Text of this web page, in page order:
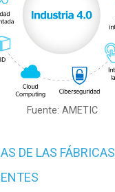
Fuente: AMETIC
DE LAS FÁBRICAS